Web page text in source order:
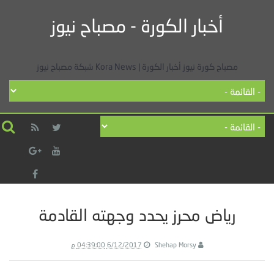
أخبار الكورة - مصباح نيوز
مصباح كورة نيوز أخبار الكورة | Kora News شبكة مصباح نيوز
رياض محرز يحدد وجهته القادمة
Shehap Morsy 6/12/2017 04:39:00 م